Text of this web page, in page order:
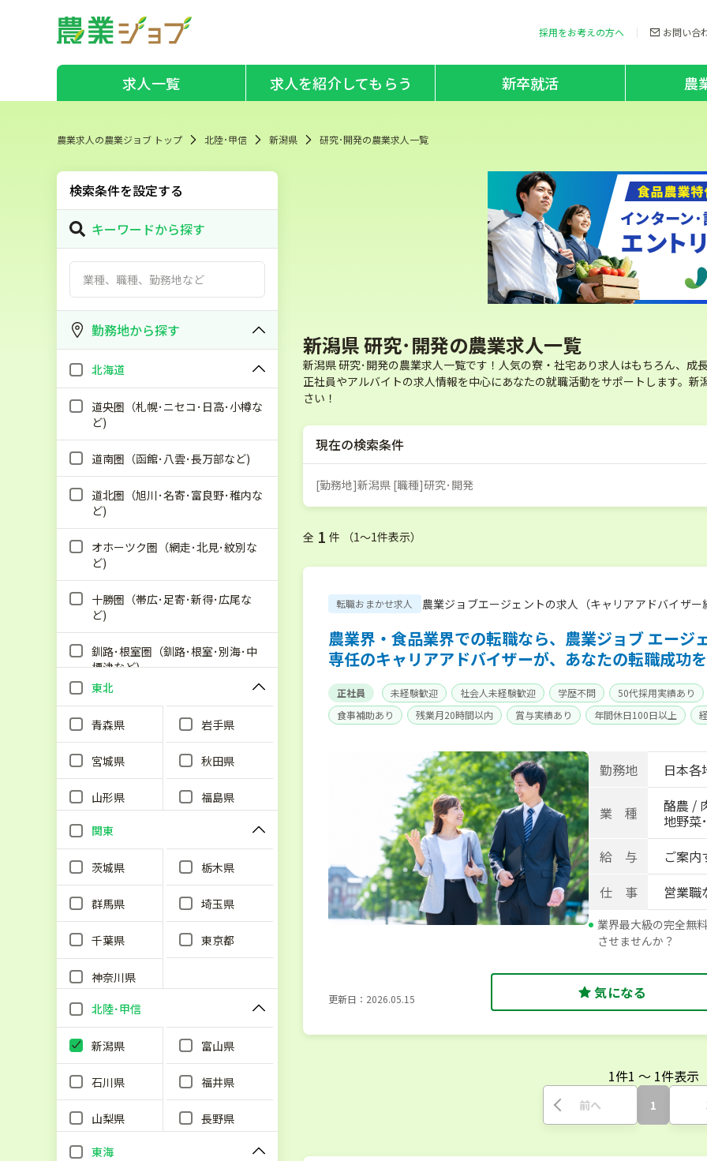
採用をお考えの方へ お問い合
求人一覧 求人を紹介してもらう 新卒就活 農
農業求人の農業ジョブ トップ 北陸･甲信 新潟県 研究･開発の農業求人一覧
検索条件を設定する
キーワードから探す
勤務地から探す
北海道
道央圏（札幌･ニセコ･日高･小樽な
ど)
道南圏（函館･八雲･長万部など)
道北圏（旭川･名寄･富良野･稚内な
ど)
オホーツク圏（網走･北見･紋別な
ど)
十勝圏（帯広･足寄･新得･広尾な
ど)
釧路･根室圏（釧路･根室･別海･中
標津など)
東北
青森県 岩手県
宮城県 秋田県
山形県 福島県
関東
茨城県 栃木県
群馬県 埼玉県
千葉県 東京都
神奈川県
北陸･甲信
新潟県 富山県
石川県 福井県
山梨県 長野県
東海
新潟県 研究･開発の農業求人一覧
新潟県 研究･開発の農業求人一覧です！人気の寮・社宅あり求人はもちろん、
正社員やアルバイトの求人情報を中心にあなたの就職活動をサポートします。
さい！
現在の検索条件
[勤務地]新潟県 [職種]研究･開発
全 1 件 （1〜1件表示）
転職おまかせ求人 農業ジョブエージェントの求人（キャリアアドバイザー
農業界・食品業界での転職なら、農業ジョブ エージ
専任のキャリアアドバイザーが、あなたの転職成功
正社員 未経験歓迎 社会人未経験歓迎 学歴不問
50代採用実績あり
食事補助あり
残業月20時間以内 賞与実績あり 年間休日100日以上
勤務地 日本各
業 種
酪農 /
地野菜
給 与
ご案
仕 事
営業職
業界最大級の完全無
させませんか？
更新日：2026.05.15 気になる
1件1 〜 1件表示
前へ 1